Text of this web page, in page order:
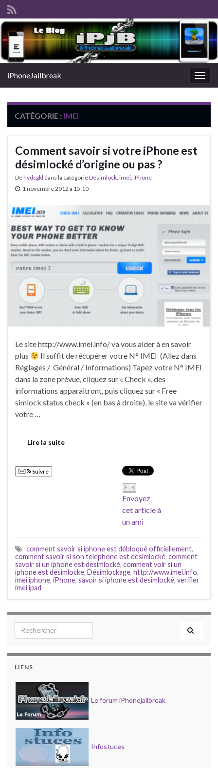
iPhoneJailbreak
CATÉGORIE : IMEI
Comment savoir si votre iPhone est
désimlocké d’origine ou pas ?
Dehvdcgkl dans la catégorieDésimlock, imei, iPhone
1 novembre 2012 à 15:10
Le site http://www.imei.info/ va vous aider à en savoir
plus
Il suffit de récupérer votre N° IMEI (Allez dans
Réglages / Général / Informations) Tapez votre N° IMEI
dans la zone prévue, cliquez sur « Check », des
informations apparaitront, puis cliquez sur « Free
simlock status check » (en bas à droite), le site va vérifier
votre …
Lire la suite
Suivre
Envoyez
cet article à
un ami
comment savoir si iphone est débloqué officiellement,
comment savoir si son telephone est desimlocké, comment
savoir si un iphone est desimlocké, comment voir si un
iphone est desimlocke, Désimlockage, http://www.imei.info,
imei iphone, iPhone, savoir si iphone est desimlocké, verifier
imei ipad
Search for:
LIENS
Le forum iPhonejailbreak
Infostuces